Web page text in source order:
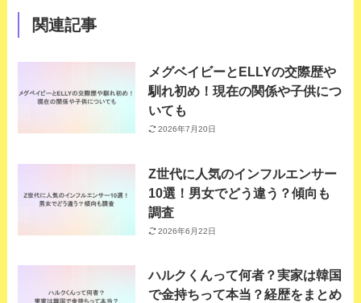
関連記事
メグベイビーとELLYの交際歴や
馴れ初め！現在の関係や子供につ
いても
2026年7月20日
Z世代に人気のインフルエンサー
10選！男女でどう違う？傾向も
調査
2026年6月22日
ハルクくんって何者？実家は韓国
で金持ちって本当？経歴をまとめ